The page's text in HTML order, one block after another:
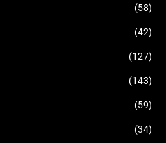
(58)
(42)
(127)
(143)
(59)
(34)